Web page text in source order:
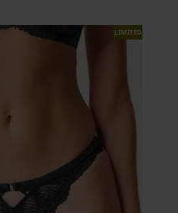
LIMITED